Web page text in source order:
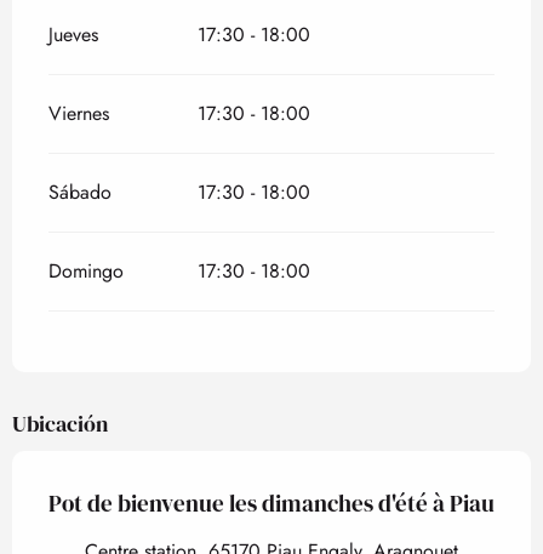
Jueves 17:30 - 18:00
Viernes 17:30 - 18:00
Sábado 17:30 - 18:00
Domingo 17:30 - 18:00
Ubicación
Pot de bienvenue les dimanches d'été à Piau